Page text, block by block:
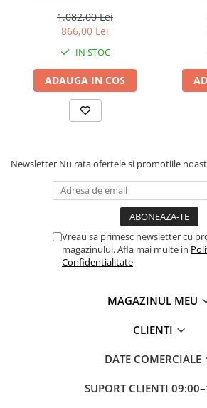
1.082,00 Lei
866,00 Lei
IN STOC
ADAUGA IN COS
Newsletter Nu rata ofertele si promotiile
Vreau sa primesc newsletter cu
magazinului. Afla mai multe in
Confidentialitate
MAGAZINUL MEU
CLIENTI
DATE COMERCIALE
SUPORT CLIENTI